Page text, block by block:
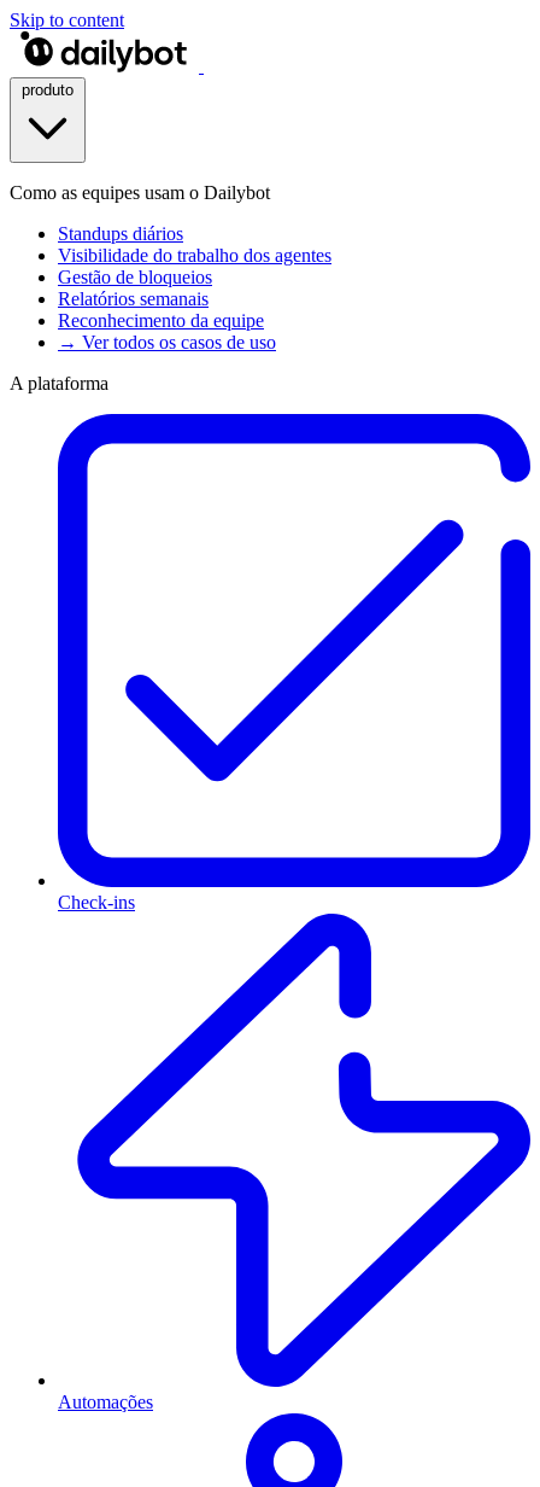
Skip to content
Como as equipes usam o Dailybot
Standups diários
Visibilidade do trabalho dos agentes
Gestão de bloqueios
Relatórios semanais
Reconhecimento da equipe
→ Ver todos os casos de uso
A plataforma
Check-ins
Automações